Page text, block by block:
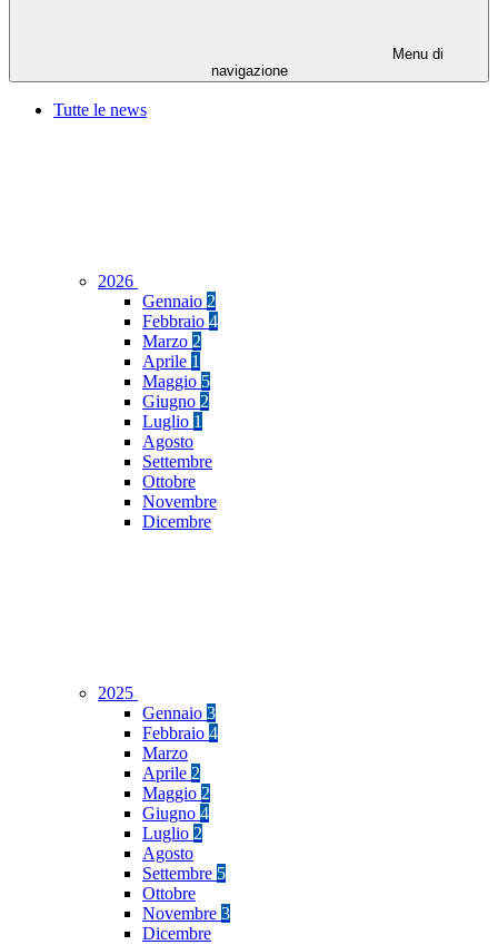
Menu di
navigazione
Tutte le news
2026
Gennaio 2
Febbraio 4
Marzo 2
Aprile 1
Maggio 5
Giugno 2
Luglio 1
Agosto
Settembre
Ottobre
Novembre
Dicembre
2025
Gennaio 3
Febbraio 4
Marzo
Aprile 2
Maggio 2
Giugno 4
Luglio 2
Agosto
Settembre 5
Ottobre
Novembre 3
Dicembre